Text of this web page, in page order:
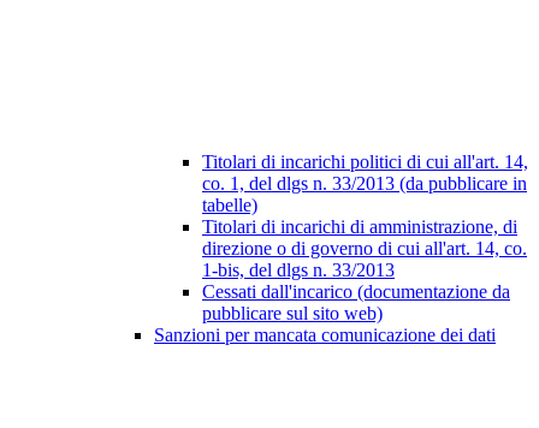
Titolari di incarichi politici di cui all'art. 14,
co. 1, del dlgs n. 33/2013 (da pubblicare in
tabelle)
Titolari di incarichi di amministrazione, di
direzione o di governo di cui all'art. 14, co.
1-bis, del dlgs n. 33/2013
Cessati dall'incarico (documentazione da
pubblicare sul sito web)
Sanzioni per mancata comunicazione dei dati